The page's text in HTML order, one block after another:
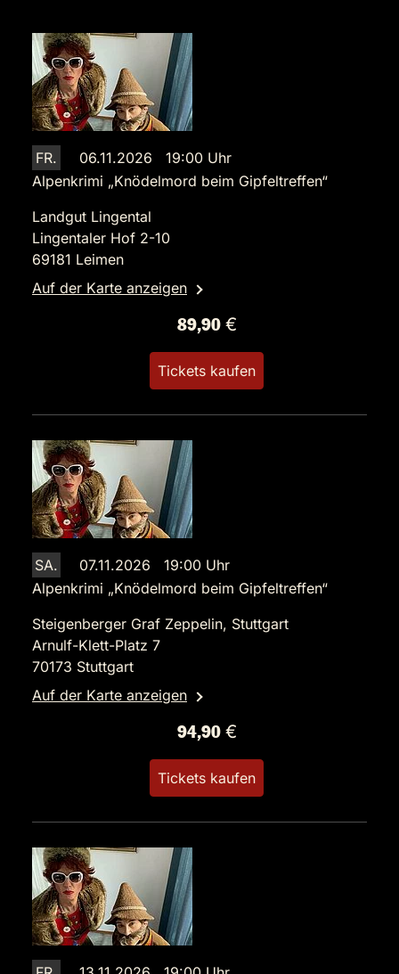
FR.
06.11.2026 19:00 Uhr
Alpenkrimi „Knödelmord beim Gipfeltreffen“
Landgut Lingental
Lingentaler Hof 2-10
69181 Leimen
Auf der Karte anzeigen
89,90 €
Tickets kaufen
SA.
07.11.2026 19:00 Uhr
Alpenkrimi „Knödelmord beim Gipfeltreffen“
Steigenberger Graf Zeppelin, Stuttgart
Arnulf-Klett-Platz 7
70173 Stuttgart
Auf der Karte anzeigen
94,90 €
Tickets kaufen